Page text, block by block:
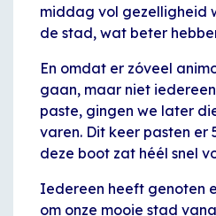
middag vol gezelligheid
de stad, wat beter
En omdat er zóveel
gaan, maar niet
paste, gingen we later
varen. Dit keer pasten er
deze boot zat héél snel
Iedereen heeft genoten
om onze mooie stad